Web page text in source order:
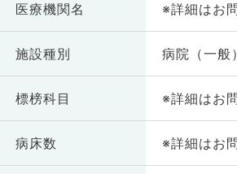
医療機関名 ※詳細はお
施設種別 病院（一般）
標榜科目 ※詳細はお
病床数 ※詳細はお